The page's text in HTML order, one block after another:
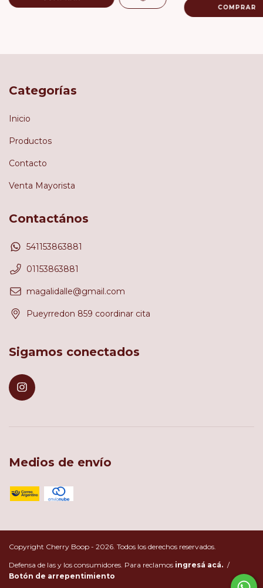
COMPRAR
Categorías
Inicio
Productos
Contacto
Venta Mayorista
Contactános
541153863881
01153863881
magalidalle@gmail.com
Pueyrredon 859 coordinar cita
Sigamos conectados
Medios de envío
Copyright Cherry Boop - 2026. Todos los derechos reservados.
Defensa de las y los consumidores. Para reclamos ingresá acá. /
Botón de arrepentimiento